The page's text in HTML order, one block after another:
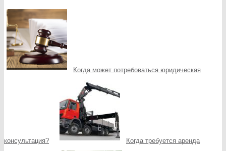
Когда может потребоваться юридическая
консультация? Когда требуется аренда